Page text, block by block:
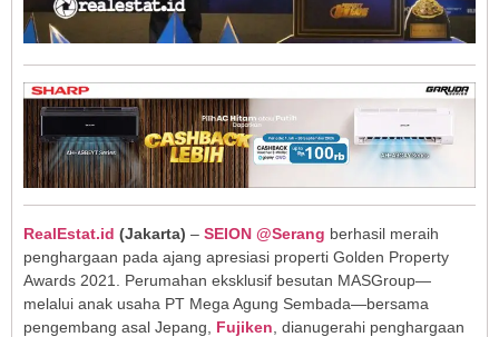
RealEstat.id (Jakarta) – SEION @Serang berhasil meraih
penghargaan pada ajang apresiasi properti Golden Property
Awards 2021. Perumahan eksklusif besutan MASGroup—
melalui anak usaha PT Mega Agung Sembada—bersama
pengembang asal Jepang, Fujiken , dianugerahi penghargaan